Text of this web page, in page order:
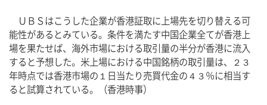
ＵＢＳはこうした企業が香港証取に上場先を切り替える可
能性があるとみている。条件を満たす中国企業全てが香港上
場を果たせば、海外市場における取引量の半分が香港に流入
すると予想した。米上場における中国銘柄の取引量は、２３
年時点では香港市場の１日当たり売買代金の４３％に相当す
ると試算されている。（香港時事）